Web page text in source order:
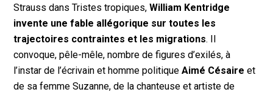
Strauss dansTristes tropiques, William Kentridge
invente une fable allégorique sur toutes les
trajectoires contraintes et les migrations. Il
convoque, pêle-mêle, nombre de figures d’exilés, à
l’instar de l’écrivain et homme politiqueAimé Césaire et
de sa femme Suzanne, de la chanteuse et artiste de